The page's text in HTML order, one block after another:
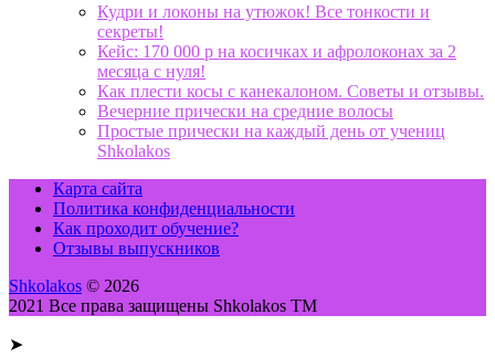
Кудри и локоны на утюжок! Все тонкости и
секреты!
Кейс: 170 000 р на косичках и афролоконах за 2
месяца с нуля!
Как плести косы с канекалоном. Советы и отзывы.
Вечерние прически на средние волосы
Простые прически на каждый день от учениц
Shkolakos
Карта сайта
Политика конфиденциальности
Как проходит обучение?
Отзывы выпускников
Shkolakos © 2026
2021 Все права защищены Shkolakos TM
➤